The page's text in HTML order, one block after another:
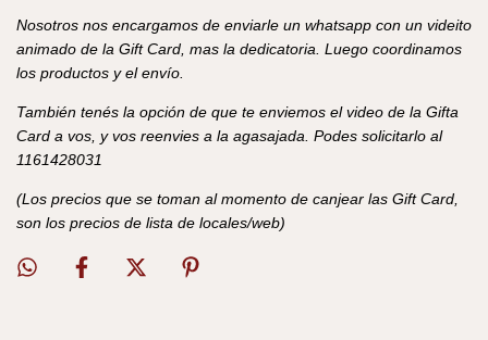
Nosotros nos encargamos de enviarle un whatsapp con un videito
animado de la Gift Card, mas la dedicatoria. Luego coordinamos
los productos y el envío.
También tenés la opción de que te enviemos el video de la Gifta
Card a vos, y vos reenvies a la agasajada. Podes solicitarlo al
1161428031
(Los precios que se toman al momento de canjear las Gift Card,
son los precios de lista de locales/web)